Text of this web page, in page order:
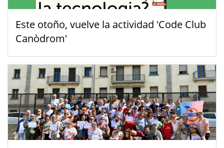
Este otoño, vuelve la actividad 'Code Club
Canòdrom'